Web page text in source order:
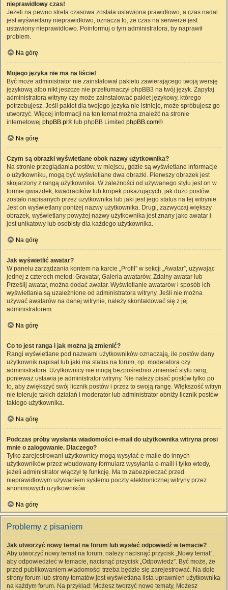
nieprawidłowy czas!
Jeżeli na pewno strefa czasowa została ustawiona prawidłowo, a czas nadal
jest wyświetlany nieprawidłowo, oznacza to, że czas na serwerze jest
ustawiony nieprawidłowo. Poinformuj o tym administratora, by naprawił
problem.
Na górę
Mojego języka nie ma na liście!
Być może administrator nie zainstalował pakietu zawierającego twoją wersję
językową albo nikt jeszcze nie przetłumaczył phpBB3 na twój język. Zapytaj
administratora witryny czy może zainstalować pakiet językowy, którego
potrzebujesz. Jeśli pakiet dla twojego języka nie istnieje, może spróbujesz go
utworzyć. Więcej informacji na ten temat można znaleźć na stronie
internetowej phpBB.pl ® lub phpBB Limited phpBB.com®
Na górę
Czym są obrazki wyświetlane obok nazwy użytkownika?
Na stronie przeglądania postów, w miejscu, gdzie są wyświetlane informacje
o użytkowniku, mogą być wyświetlane dwa obrazki. Pierwszy obrazek jest
skojarzony z rangą użytkownika. W zależności od używanego stylu jest on w
formie gwiazdek, kwadracików lub kropek pokazujących, jak dużo postów
zostało napisanych przez użytkownika lub jaki jest jego status na tej witrynie.
Jest on wyświetlany poniżej nazwy użytkownika. Drugi, zazwyczaj większy
obrazek, wyświetlany powyżej nazwy użytkownika jest znany jako awatar i
jest unikatowy lub osobisty dla każdego użytkownika.
Na górę
Jak wyświetlić awatar?
W panelu zarządzania kontem na karcie „Profil” w sekcji „Awatar”, używając
jednej z czterech metod: Gravatar, Galeria awatarów, Zdalny awatar lub
Prześlij awatar, można dodać awatar. Wyświetlanie awatarów i sposób ich
wyświetlania są uzależnione od administratora witryny. Jeśli nie można
używać awatarów na danej witrynie, należy skontaktować się z jej
administratorem.
Na górę
Co to jest ranga i jak można ją zmienić?
Rangi wyświetlane pod nazwami użytkowników oznaczają, ile postów dany
użytkownik napisał lub jaki ma status na forum, np. moderatora czy
administratora. Użytkownicy nie mogą bezpośrednio zmieniać stylu rang,
ponieważ ustawia je administrator witryny. Nie należy pisać postów tylko po
to, aby zwiększyć swój licznik postów i przez to swoją rangę. Większość witryn
nie toleruje takich działań i moderator lub administrator obniży licznik postów
takiego użytkownika.
Na górę
Podczas próby wysłania wiadomości e-mail do użytkownika witryna prosi
mnie o zalogowanie. Dlaczego?
Tylko zarejestrowani użytkownicy mogą wysyłać e-maile do innych
użytkowników przez wbudowany formularz wysyłania e-maili i tylko wtedy,
jeżeli administrator włączył tę funkcję. Ma to zabezpieczać przed
nieprawidłowym używaniem systemu poczty elektronicznej witryny przez
anonimowych użytkowników.
Na górę
Problemy z pisaniem
Jak utworzyć nowy temat na forum lub wysłać odpowiedź w temacie?
Aby utworzyć nowy temat na forum, należy nacisnąć przycisk „Nowy temat”,
aby odpowiedzieć w temacie, nacisnąć przycisk „Odpowiedz”. Być może, że
przed publikowaniem wiadomości trzeba będzie się zarejestrować. Na dole
strony forum lub strony tematów jest wyświetlana lista uprawnień użytkownika
na każdym forum. Na przykład: Możesz tworzyć nowe tematy, Możesz